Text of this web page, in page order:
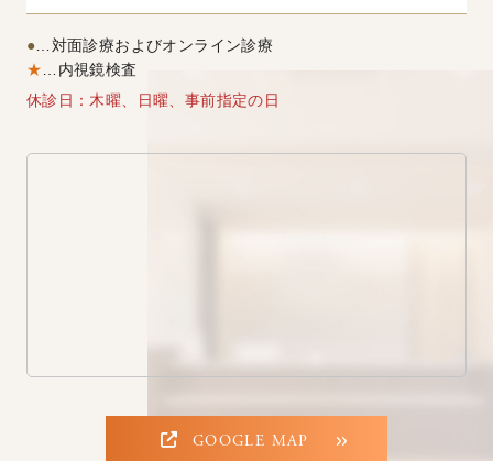
● …対面診療およびオンライン診療
★ …内視鏡検査
休診日：木曜、日曜、事前指定の日
GOOGLE MAP